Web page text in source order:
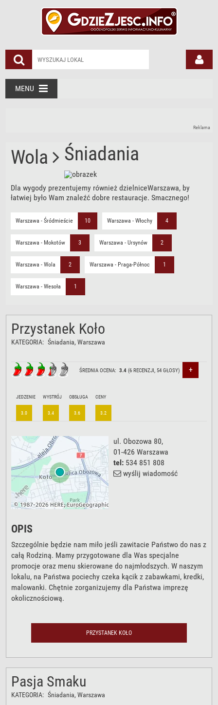
MENU
Reklama
Wola Śniadania
Dla wygody prezentujemy również dzielniceWarszawa, by
łatwiej było Wam znaleźć dobre restauracje. Smacznego!
Warszawa - Śródmieście 10 Warszawa - Włochy 4
Warszawa - Mokotów 3 Warszawa - Ursynów 2
Warszawa - Wola 2 Warszawa - Praga-Północ 1
Warszawa - Wesoła 1
Przystanek Koło
KATEGORIA: Śniadania, Warszawa
ŚREDNIA OCENA:3.4 (6 RECENZJI, 54 GŁOSY) +
JEDZENIE
3.0
WYSTRÓJ
3.4
OBSŁUGA
3.6
CENY
3.2
ul. Obozowa 80,
01-426 Warszawa
tel: 534 851 808
wyślij wiadomość
OPIS
Szczególnie będzie nam miło jeśli zawitacie Państwo do nas z
całą Rodziną. Mamy przygotowane dla Was specjalne
promocje oraz menu skierowane do najmłodszych. W naszym
lokalu, na Państwa pociechy czeka kącik z zabawkami, kredki,
malowanki. Chętnie zorganizujemy dla Państwa imprezę
okolicznościową.
PRZYSTANEK KOŁO
Pasja Smaku
KATEGORIA: Śniadania, Warszawa